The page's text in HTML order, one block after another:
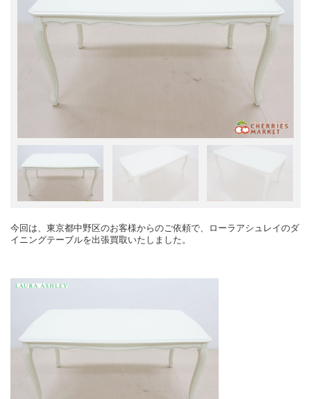
今回は、東京都中野区のお客様からのご依頼で、ローラアシュレイのダ
イニングテーブルを出張買取いたしました。